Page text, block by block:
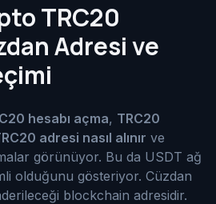
TRC20
Adresi ve
hesabı açma, TRC20
adresi nasıl alınır ve
görünüyor. Bu da USDT ağ
olduğunu gösteriyor. Cüzdan
blockchain adresidir.